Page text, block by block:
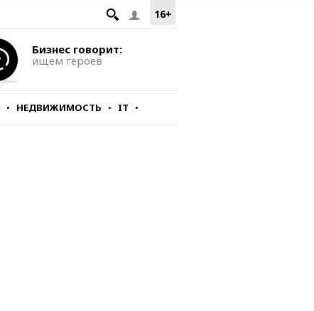
16+
Бизнес говорит:
ищем героев
НЕДВИЖИМОСТЬ IT